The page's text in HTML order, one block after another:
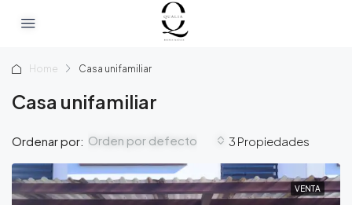
Home Casa unifamiliar
Casa unifamiliar
3 Propiedades
Ordenar por: Orden por defecto
VENTA